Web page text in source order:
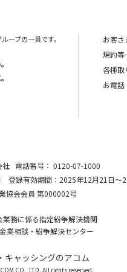
お客さ
規約等
各種取
お電
ープの一員です。
社 電話番号： 0120-07-1000
登録有効期間：2025年12月21日～
協会会員 第000002号
業務に係る指定紛争解決機関
業相談・紛争解決センター
キャッシングのアコム
CO., LTD. All rights reserved.